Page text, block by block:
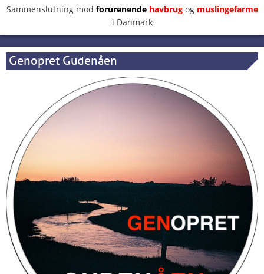
Sammenslutning mod forurenendehavbrugog muslingefarme
i Danmark
Genopret Gudenåen